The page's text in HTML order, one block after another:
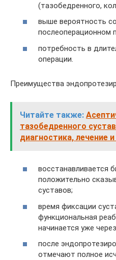
(тазобедренного,
выше вероятность
послеоперационном
потребность в
операции.
Преимущества
Читайте также:
тазобедренного
диагностика, лечение
восстанавливается
положительно
суставов;
время фиксации
функциональная
начинается уже
после
отмечают полное